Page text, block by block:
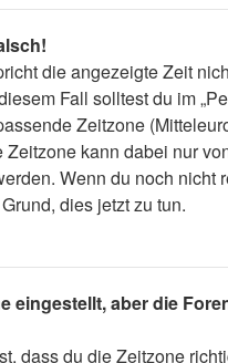
die angezeigte Zeit
Fall solltest du im
Zeitzone
Zeitzone kann dabei nur
Wenn du noch nicht
dies jetzt zu tun.
eingestellt, aber die
dass du die Zeitzone